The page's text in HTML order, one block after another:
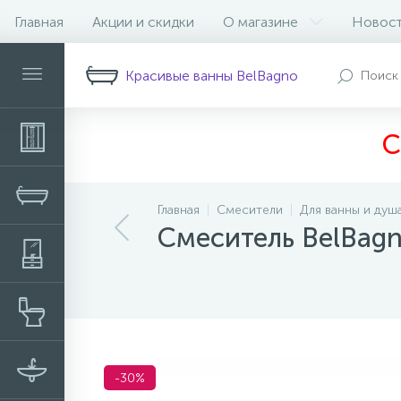
Главная Акции и скидки О магазине
Красивые ванны BelBagno
Главная Смесители Для ванны и
Смеситель
Описание Характеристики
-30%